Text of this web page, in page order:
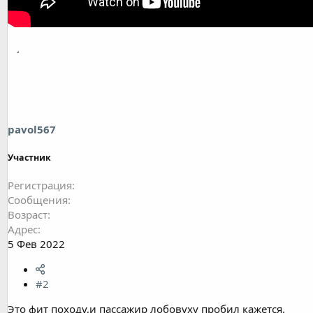
pavol567
Участник
Регистрация
Сообщения
Возраст
Адрес
5 Фев 2022
#2
Это фит походу,и пассажир лобовуху пробил кажется.